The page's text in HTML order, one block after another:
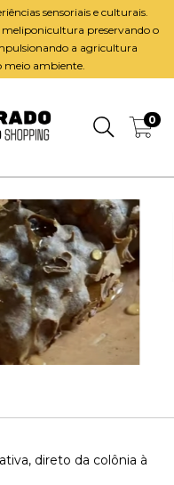
sensoriais e culturais.
preservando o
a agricultura
meio ambiente.
0
direto da colônia à